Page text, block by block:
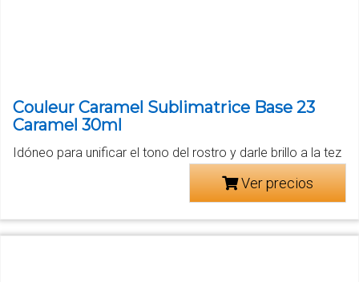
Couleur Caramel Sublimatrice Base 23
Caramel 30ml
Idóneo para unificar el tono del rostro y darle brillo a la tez
Ver precios